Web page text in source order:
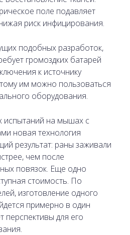
поле подавляет
риск инфицирования.
подобных разработок,
громоздких батарей
к источнику
им можно пользоваться
оборудования.
испытаний на мышах с
новая технология
результат: раны заживали
чем после
повязок. Еще одно
стоимость. По
изготовление одного
примерно в один
перспективы для его